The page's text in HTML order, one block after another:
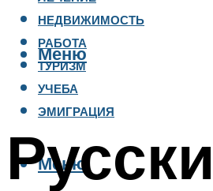
НЕДВИЖИМОСТЬ
РАБОТА
ТУРИЗМ
УЧЕБА
ЭМИГРАЦИЯ
Меню
Меню